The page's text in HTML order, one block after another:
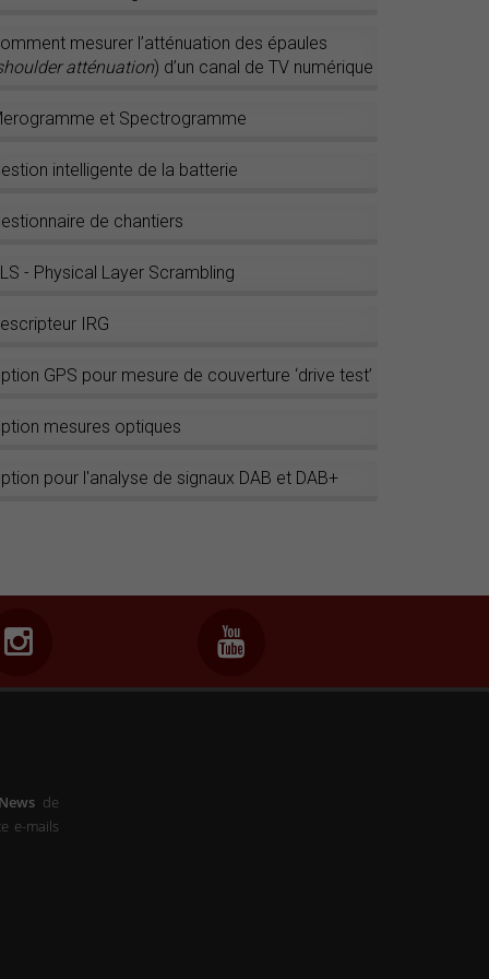
mesurer l’atténuation des épaules
atténuation) d’un canal de TV numérique
et Spectrogramme
intelligente de la batterie
de chantiers
- Physical Layer Scrambling
IRG
GPS pour mesure de couverture ‘drive test’
mesures optiques
pour l'analyse de signaux DAB et DAB+
de
e-mails